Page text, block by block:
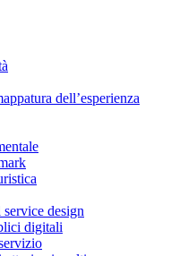
dell’esperienza
design
digitali